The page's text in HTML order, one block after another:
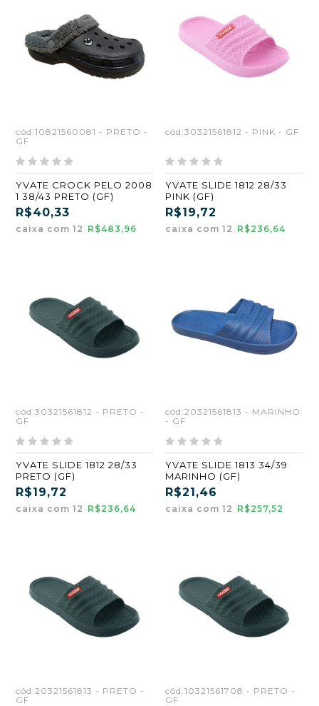
cód:10821560081 - PRETO -
GF
YVATE CROCK PELO 2008
1 38/43 PRETO (GF)
R$40,33
caixa com 12 R$483,96
cód:30321561812 - PINK - GF
YVATE SLIDE 1812 28/33
PINK (GF)
R$19,72
caixa com 12 R$236,64
cód:30321561812 - PRETO -
GF
YVATE SLIDE 1812 28/33
PRETO (GF)
R$19,72
caixa com 12 R$236,64
cód:20321561813 - MARINHO
- GF
YVATE SLIDE 1813 34/39
MARINHO (GF)
R$21,46
caixa com 12 R$257,52
cód:20321561813 - PRETO -
GF
cód:10321561708 - PRETO -
GF